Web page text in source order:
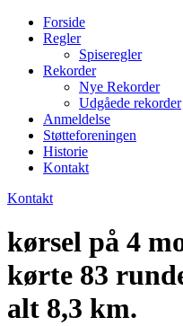
Forside
Regler
Spiseregler
Rekorder
Nye Rekorder
Udgåede rekorder
Anmeldelse
Støtteforeningen
Historie
Kontakt
Kontakt
kørsel på 4
kørte 83
alt 8,3 km.